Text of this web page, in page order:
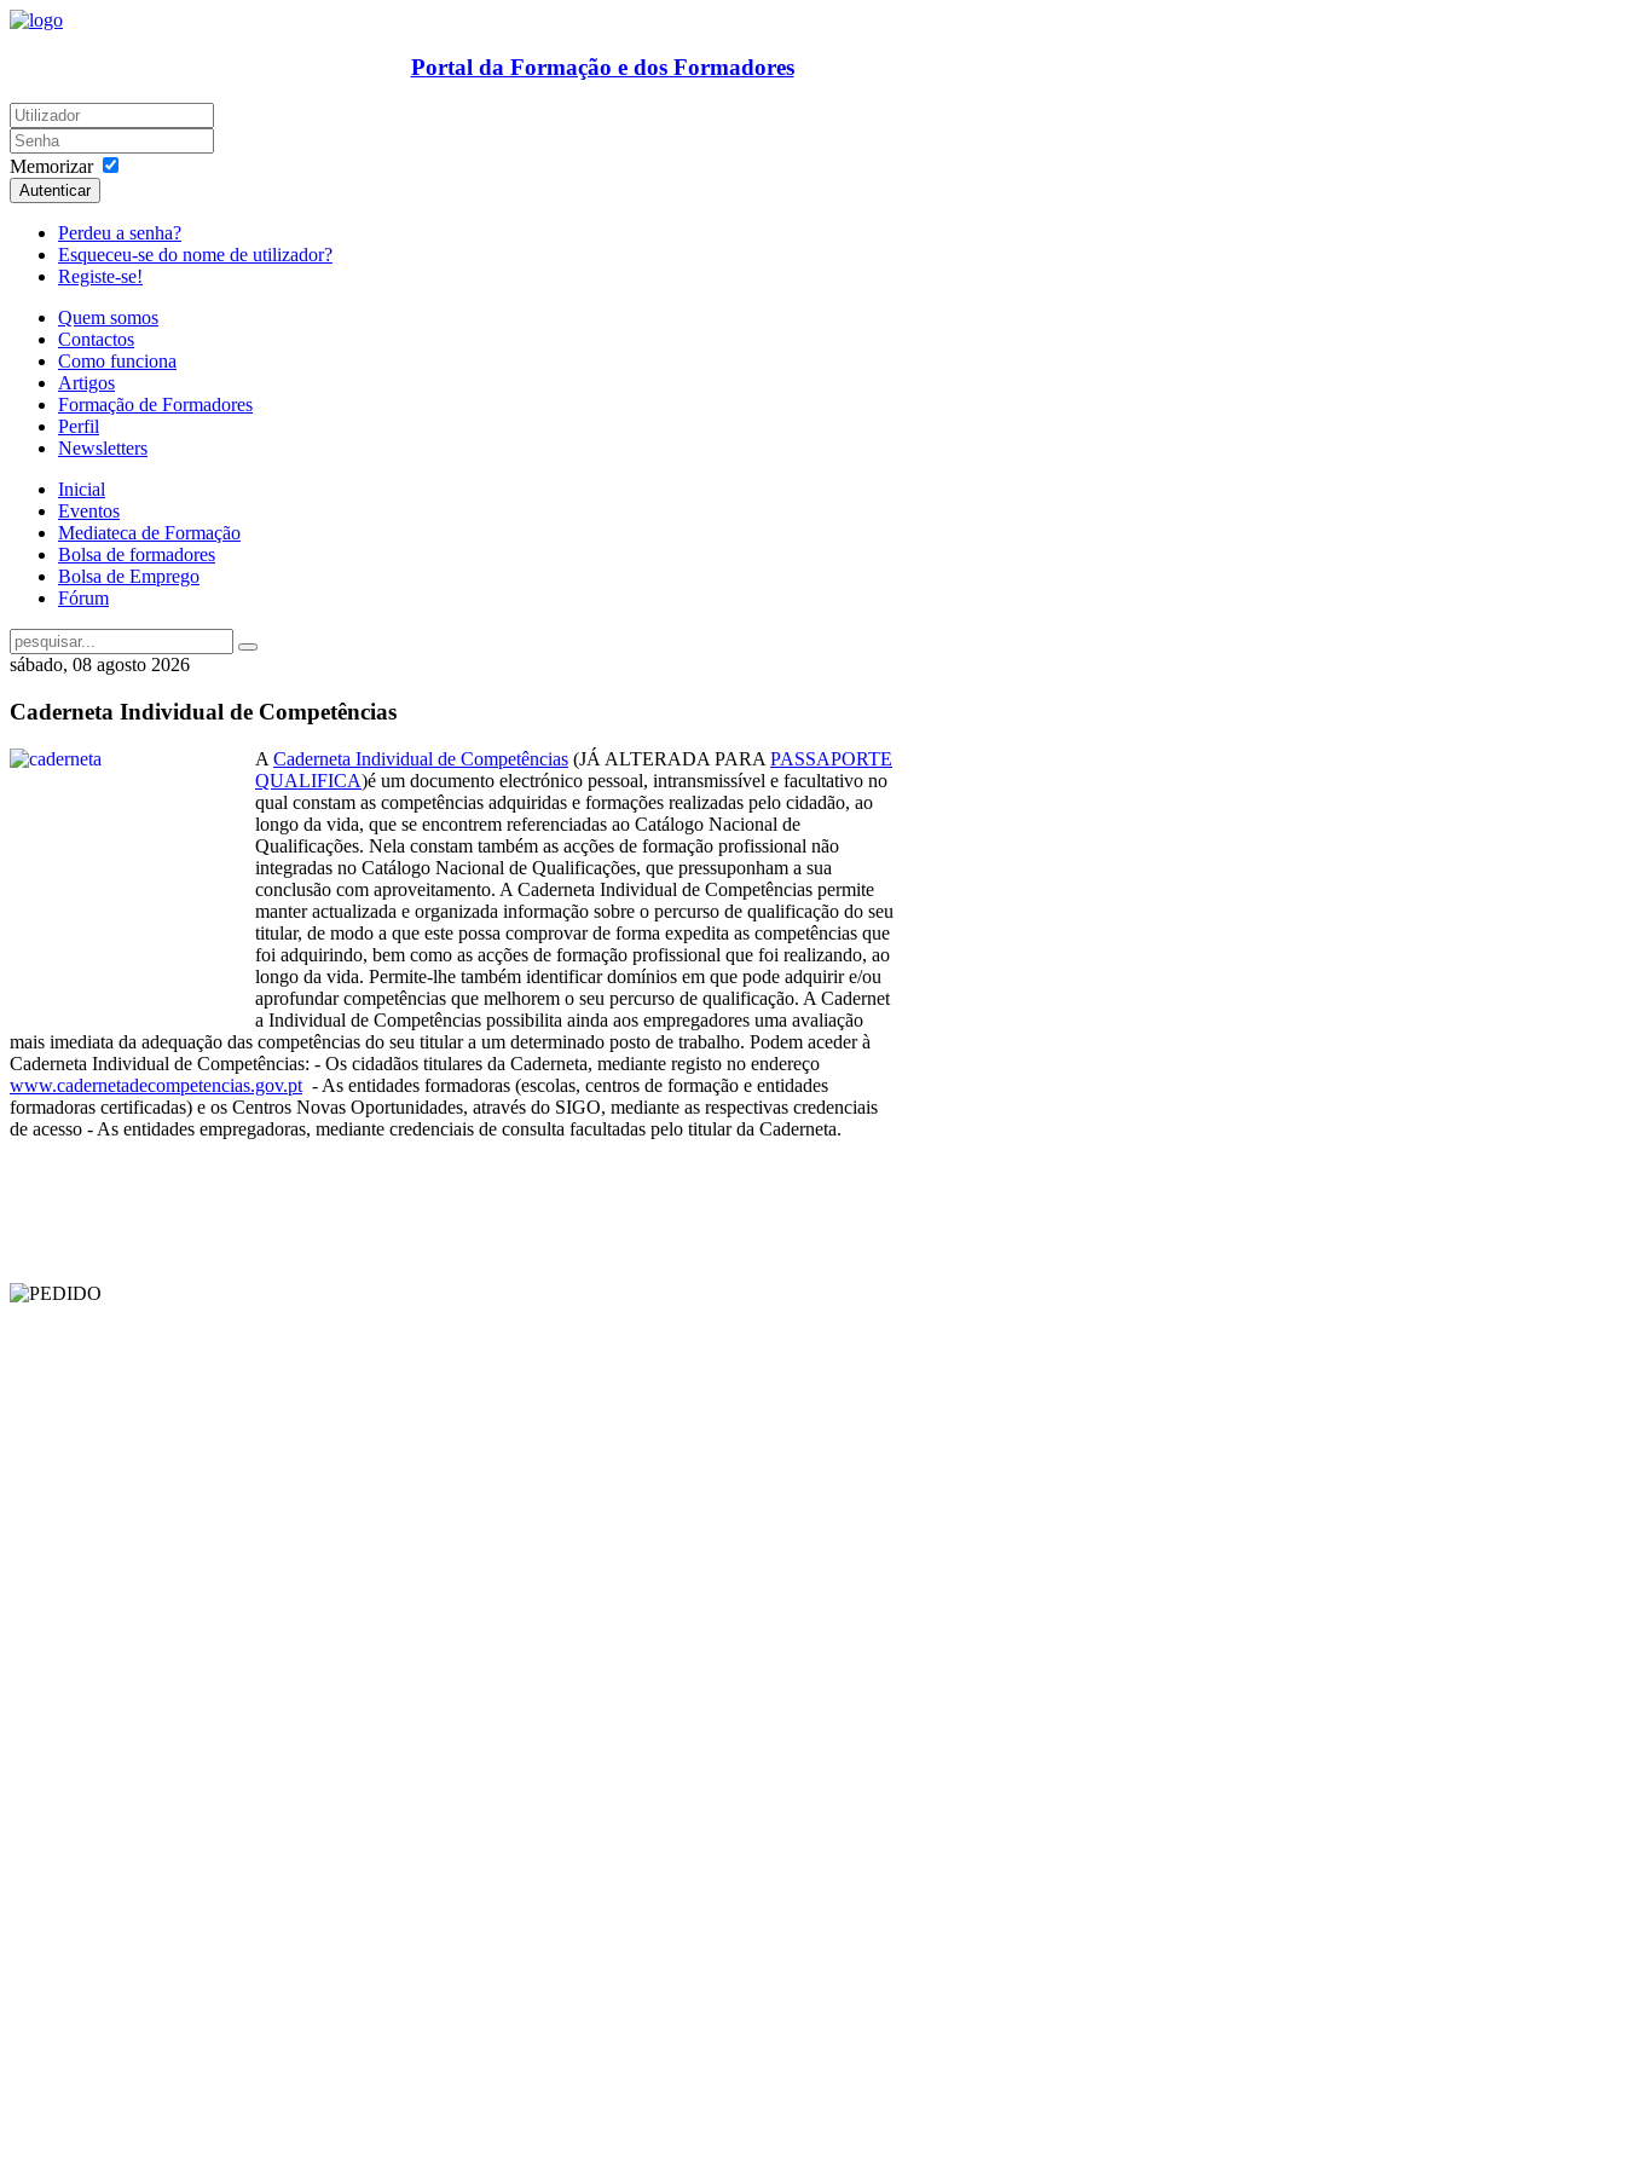
Portal da Formação e dos Formadores
Memorizar
Autenticar
Perdeu a senha?
Esqueceu-se do nome de utilizador?
Registe-se!
Quem somos
Contactos
Como funciona
Artigos
Formação de Formadores
Perfil
Newsletters
Inicial
Eventos
Mediateca de Formação
Bolsa de formadores
Bolsa de Emprego
Fórum
sábado, 08 agosto 2026
Caderneta Individual de Competências
A Caderneta Individual de Competências (JÁ ALTERADA PARA PASSAPORTE
QUALIFICA)é um documento electrónico pessoal, intransmissível e facultativo no
qual constam as competências adquiridas e formações realizadas pelo cidadão, ao
longo da vida, que se encontrem referenciadas ao Catálogo Nacional de
Qualificações. Nela constam também as acções de formação profissional não
integradas no Catálogo Nacional de Qualificações, que pressuponham a sua
conclusão com aproveitamento. A Caderneta Individual de Competências permite
manter actualizada e organizada informação sobre o percurso de qualificação do seu
titular, de modo a que este possa comprovar de forma expedita as competências que
foi adquirindo, bem como as acções de formação profissional que foi realizando, ao
longo da vida. Permite-lhe também identificar domínios em que pode adquirir e/ou
aprofundar competências que melhorem o seu percurso de qualificação. A Cadernet
a Individual de Competências possibilita ainda aos empregadores uma avaliação
mais imediata da adequação das competências do seu titular a um determinado posto de trabalho. Podem aceder à
Caderneta Individual de Competências: - Os cidadãos titulares da Caderneta, mediante registo no endereço
www.cadernetadecompetencias.gov.pt - As entidades formadoras (escolas, centros de formação e entidades
formadoras certificadas) e os Centros Novas Oportunidades, através do SIGO, mediante as respectivas credenciais
de acesso - As entidades empregadoras, mediante credenciais de consulta facultadas pelo titular da Caderneta.